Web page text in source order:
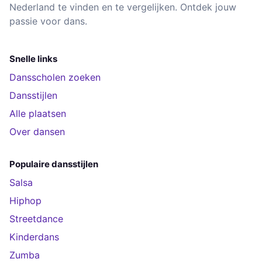
Nederland te vinden en te vergelijken. Ontdek jouw
passie voor dans.
Snelle links
Dansscholen zoeken
Dansstijlen
Alle plaatsen
Over dansen
Populaire dansstijlen
Salsa
Hiphop
Streetdance
Kinderdans
Zumba